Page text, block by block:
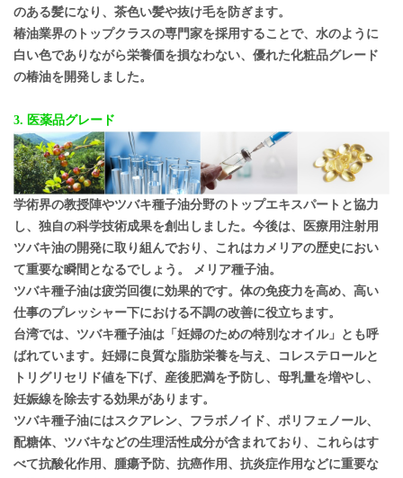
のある髪になり、茶色い髪や抜け毛を防ぎます。
椿油業界のトップクラスの専門家を採用することで、水のように
白い色でありながら栄養価を損なわない、優れた化粧品グレード
の椿油を開発しました。
3. 医薬品グレード
学術界の教授陣やツバキ種子油分野のトップエキスパートと協力
し、独自の科学技術成果を創出しました。今後は、医療用注射用
ツバキ油の開発に取り組んでおり、これはカメリアの歴史におい
て重要な瞬間となるでしょう。 メリア種子油。
ツバキ種子油は疲労回復に効果的です。体の免疫力を高め、高い
仕事のプレッシャー下における不調の改善に役立ちます。
台湾では、ツバキ種子油は「妊婦のための特別なオイル」とも呼
ばれています。妊婦に良質な脂肪栄養を与え、コレステロールと
トリグリセリド値を下げ、産後肥満を予防し、母乳量を増やし、
妊娠線を除去する効果があります。
ツバキ種子油にはスクアレン、フラボノイド、ポリフェノール、
配糖体、ツバキなどの生理活性成分が含まれており、これらはす
べて抗酸化作用、腫瘍予防、抗癌作用、抗炎症作用などに重要な